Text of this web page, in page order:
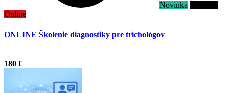
Novinka
Online
ONLINE Školenie diagnostiky pre trichológov
180 €